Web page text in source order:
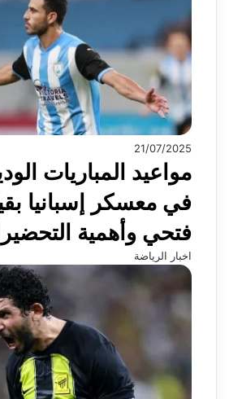
21/07/2025
مواعيد المباريات
في معسكر إسبانيا
فتحي وأهمية
اخبار الرياضة